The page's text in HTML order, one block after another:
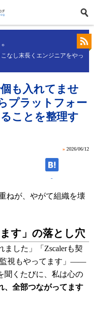
なし末長くエンジニアをやっ
も入れてませ
プラットフォー
ことを整理す
» 2026/06/12
-
ねが、やがて組織を壊
す」の落とし穴
ました」「Zscalerも契
監視もやってます」――
聞くたびに、私は心の
、全部つながってます